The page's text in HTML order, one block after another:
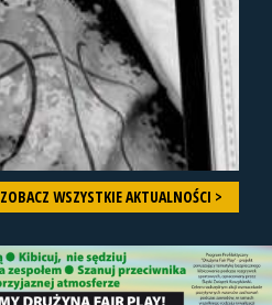
ZOBACZ WSZYSTKIE AKTUALNOŚCI >